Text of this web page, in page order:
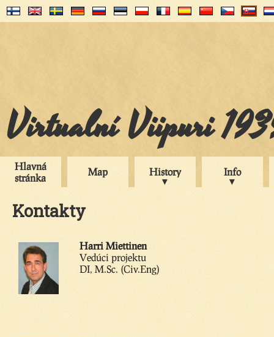
Virtualní Viipuri
Hlavná
stránka
Map History Info
Kontakty
Harri Miettinen
Vedúci projektu
DI, M.Sc. (Civ.Eng)